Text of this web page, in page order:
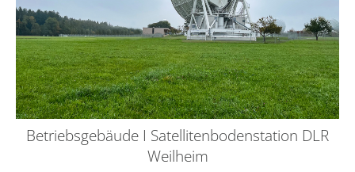
Betriebsgebäude I Satellitenbodenstation DLR
Weilheim